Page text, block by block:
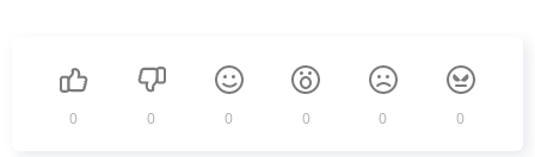
0 0 0 0 0 0